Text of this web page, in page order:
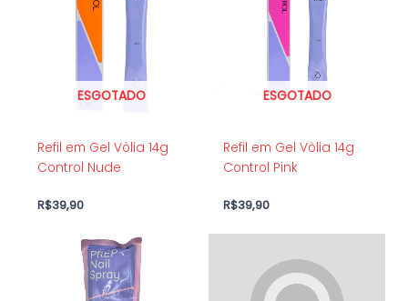
ESGOTADO
Refil em Gel Vòlia 14g
Control Nude
R$39,90
ESGOTADO
Refil em Gel Vòlia 14g
Control Pink
R$39,90